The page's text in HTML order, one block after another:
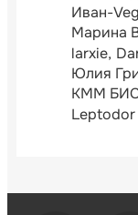
Иван-
Марина
larxie
Юлия
КММ
Leptodor